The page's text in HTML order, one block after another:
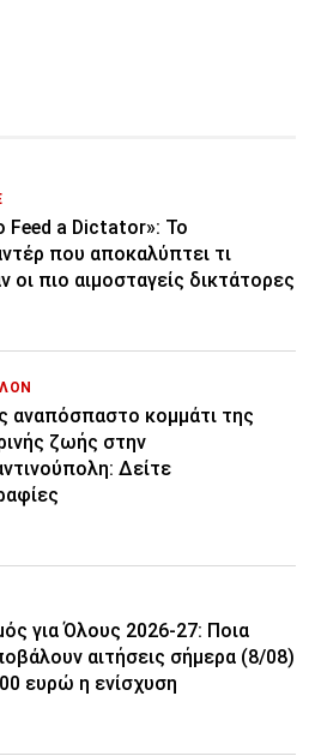
Feed a Dictator»: Το
που αποκαλύπτει τι
οι πιο αιμοσταγείς δικτάτορες
αναπόσπαστο κομμάτι της
ζωής στην
Δείτε
για Όλους 2026-27: Ποια
αιτήσεις σήμερα (8/08)
ευρώ η ενίσχυση